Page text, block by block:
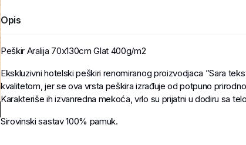
Opis
Peškir Aralija 70x130cm Glat 400g/m2
Ekskluzivni hotelski peškiri renomiranog proizvodjaca ”Sara
kvalitetom, jer se ova vrsta peškira izrađuje od potpuno
Karakteriše ih izvanredna mekoća, vrlo su prijatni u dodiru sa
Sirovinski sastav 100% pamuk.